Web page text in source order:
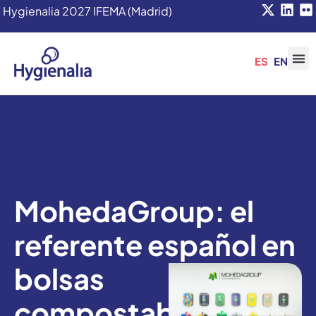
Hygienalia 2027 IFEMA (Madrid)
ES EN
MohedaGroup: el
referente español en
bolsas